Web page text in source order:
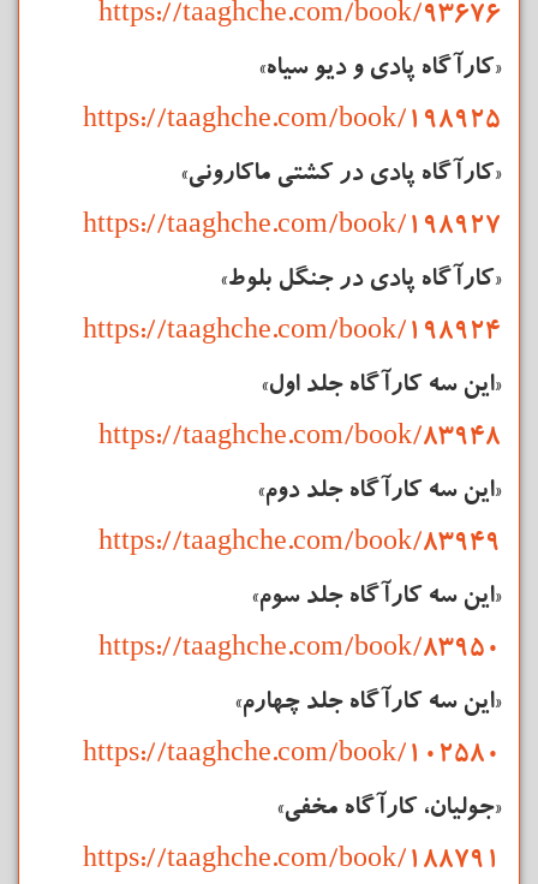
https://taaghche.com/book/93676
«کارآگاه پادی و دیو سیاه»
https://taaghche.com/book/198925
«کارآگاه پادی در کشتی ماکارونی»
https://taaghche.com/book/198927
«کارآگاه پادی در جنگل بلوط»
https://taaghche.com/book/198924
«این سه کارآگاهجلد اول»
https://taaghche.com/book/83948
«این سه کارآگاهجلد دوم»
https://taaghche.com/book/83949
«این سه کارآگاهجلد سوم»
https://taaghche.com/book/83950
«این سه کارآگاهجلد چهارم»
https://taaghche.com/book/102580
«جولیان، کارآگاه مخفی»
https://taaghche.com/book/188791